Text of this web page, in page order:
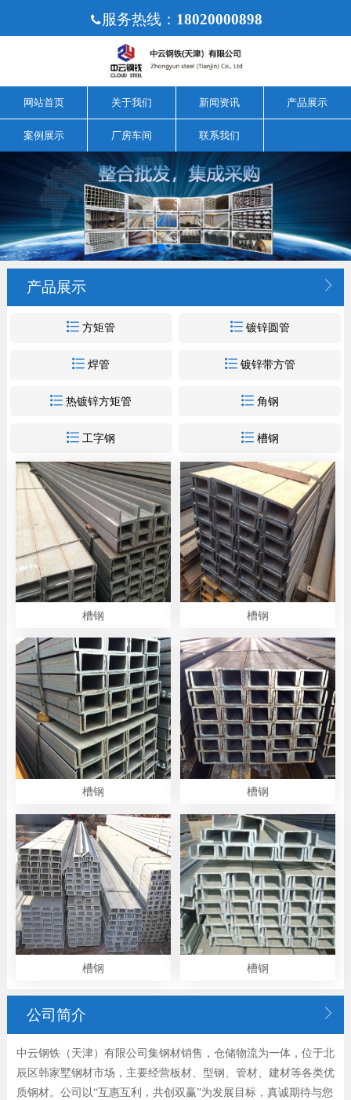
服务热线： 18020000898
网站首页 关于我们 新闻资讯 产品展示
案例展示 厂房车间 联系我们
产品展示 
 方矩管 镀锌圆管
 焊管 镀锌带方管
 热镀锌方矩管 角钢
 工字钢 槽钢
槽钢 槽钢
槽钢 槽钢
槽钢 槽钢
公司简介 
中云钢铁（天津）有限公司集钢材销售，仓储物流为一体，位于北
辰区韩家墅钢材市场，主要经营板材、型钢、管材、建材等各类优
质钢材。公司以“互惠互利，共创双赢”为发展目标，真诚期待与您